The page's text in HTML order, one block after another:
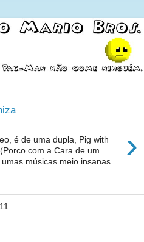
›
é de uma dupla, Pig with
com a Cara de um
músicas meio insanas.